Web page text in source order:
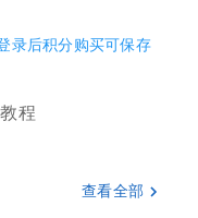
录后积分购买可保存
程
查看全部